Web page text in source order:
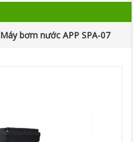
Máy bơm nước APP SPA-07